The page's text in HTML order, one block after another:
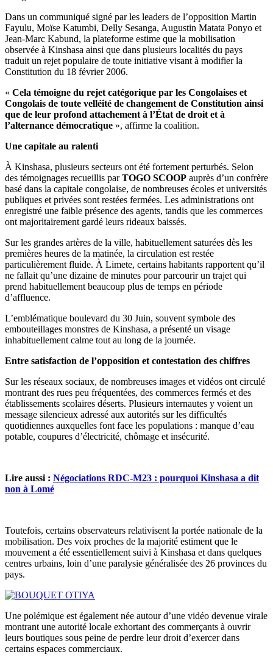
Dans un communiqué signé par les leaders de l’opposition Martin
Fayulu, Moïse Katumbi, Delly Sesanga, Augustin Matata Ponyo et
Jean-Marc Kabund, la plateforme estime que la mobilisation
observée à Kinshasa ainsi que dans plusieurs localités du pays
traduit un rejet populaire de toute initiative visant à modifier la
Constitution du 18 février 2006.
« Cela témoigne du rejet catégorique par les Congolaises et
Congolais de toute velléité de changement de Constitution ainsi
que de leur profond attachement à l’État de droit et à
l’alternance démocratique », affirme la coalition.
Une capitale au ralenti
À Kinshasa, plusieurs secteurs ont été fortement perturbés. Selon
des témoignages recueillis parTOGO SCOOP auprès d’un confrère
basé dans la capitale congolaise, de nombreuses écoles et universités
publiques et privées sont restées fermées. Les administrations ont
enregistré une faible présence des agents, tandis que les commerces
ont majoritairement gardé leurs rideaux baissés.
Sur les grandes artères de la ville, habituellement saturées dès les
premières heures de la matinée, la circulation est restée
particulièrement fluide. À Limete, certains habitants rapportent qu’il
ne fallait qu’une dizaine de minutes pour parcourir un trajet qui
prend habituellement beaucoup plus de temps en période
d’affluence.
L’emblématique boulevard du 30 Juin, souvent symbole des
embouteillages monstres de Kinshasa, a présenté un visage
inhabituellement calme tout au long de la journée.
Entre satisfaction de l’opposition et contestation des chiffres
Sur les réseaux sociaux, de nombreuses images et vidéos ont circulé
montrant des rues peu fréquentées, des commerces fermés et des
établissements scolaires déserts. Plusieurs internautes y voient un
message silencieux adressé aux autorités sur les difficultés
quotidiennes auxquelles font face les populations : manque d’eau
potable, coupures d’électricité, chômage et insécurité.
Lire aussi : Négociations RDC-M23 : pourquoi Kinshasa a dit
non à Lomé
Toutefois, certains observateurs relativisent la portée nationale de la
mobilisation. Des voix proches de la majorité estiment que le
mouvement a été essentiellement suivi à Kinshasa et dans quelques
centres urbains, loin d’une paralysie généralisée des 26 provinces du
pays.
Une polémique est également née autour d’une vidéo devenue virale
montrant une autorité locale exhortant des commerçants à ouvrir
leurs boutiques sous peine de perdre leur droit d’exercer dans
certains espaces commerciaux.